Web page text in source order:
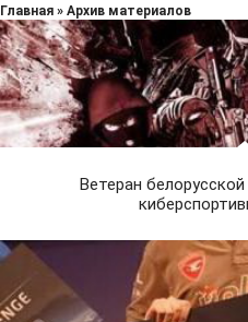
Главная » Архив материалов
Ветеран